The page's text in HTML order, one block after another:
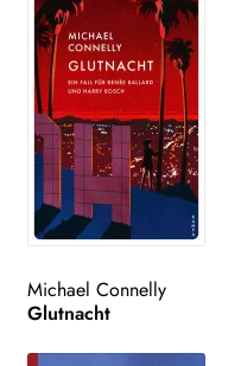
Michael Connelly
Glutnacht